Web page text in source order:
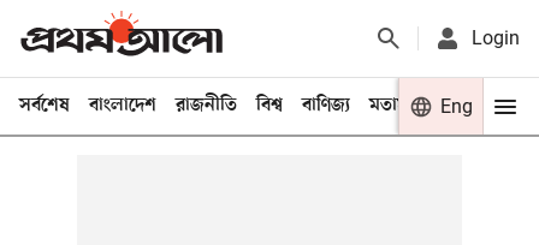
Login
সর্বশেষ বাংলাদেশ রাজনীতি বিশ্ব বাণিজ্য মতামত খেলা
Eng